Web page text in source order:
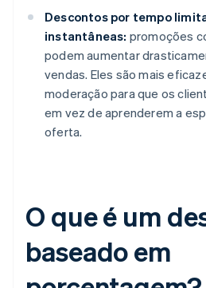
Descontos por tempo
instantâneas: promoções
podem aumentar
vendas. Eles são mais
moderação para que os
em vez de aprenderem a
oferta.
O que é um
baseado em